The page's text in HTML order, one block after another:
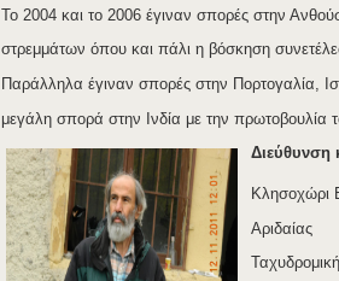
Το 2004 και το 2006 έγιναν σπορές στην
στρεμμάτων όπου και πάλι η βόσκηση
Παράλληλα έγιναν σπορές στην Πορτογαλία,
μεγάλη σπορά στην Ινδία με την πρωτοβουλία
Διεύθυνση
Κλησοχώρι
Αριδαίας